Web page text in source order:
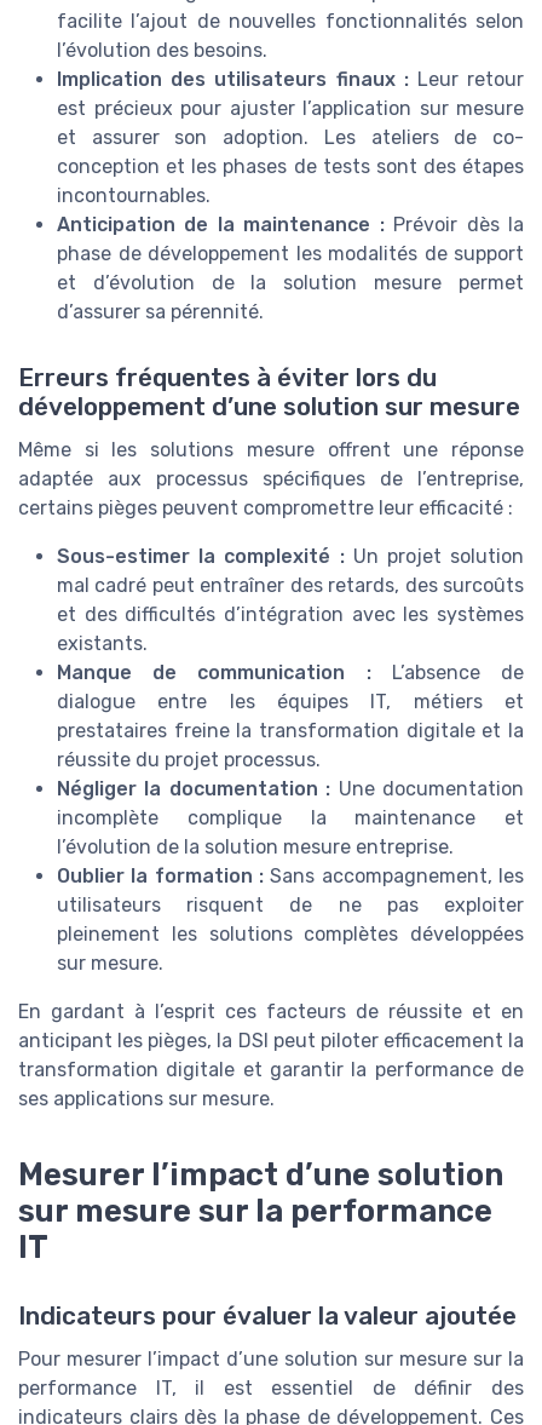
facilite l’ajout de nouvelles fonctionnalités selon
l’évolution des besoins.
Implication des utilisateurs finaux :Leur retour
est précieux pour ajuster l’application sur mesure
et assurer son adoption. Les ateliers de co-
conception et les phases de tests sont des étapes
incontournables.
Anticipation de la maintenance :Prévoir dès la
phase de développement les modalités de support
et d’évolution de la solution mesure permet
d’assurer sa pérennité.
Erreurs fréquentes à éviter lors du
développement d’une solution sur mesure
Même si les solutions mesure offrent une réponse
adaptée aux processus spécifiques de l’entreprise,
certains pièges peuvent compromettre leur efficacité :
Sous-estimer la complexité :Un projet solution
mal cadré peut entraîner des retards, des surcoûts
et des difficultés d’intégration avec les systèmes
existants.
Manque de communication :L’absence de
dialogue entre les équipes IT, métiers et
prestataires freine la transformation digitale et la
réussite du projet processus.
Négliger la documentation : Une documentation
incomplète complique la maintenance et
l’évolution de la solution mesure entreprise.
Oublier la formation : Sans accompagnement, les
utilisateurs risquent de ne pas exploiter
pleinement les solutions complètes développées
sur mesure.
En gardant à l’esprit ces facteurs de réussite et en
anticipant les pièges, la DSI peut piloter efficacement la
transformation digitale et garantir la performance de
ses applications sur mesure.
Mesurer l’impact d’une solution
sur mesure sur la performance
IT
Indicateurs pour évaluer la valeur ajoutée
Pour mesurer l’impact d’une solution sur mesure sur la
performance IT, il est essentiel de définir des
indicateurs clairs dès la phase de développement. Ces